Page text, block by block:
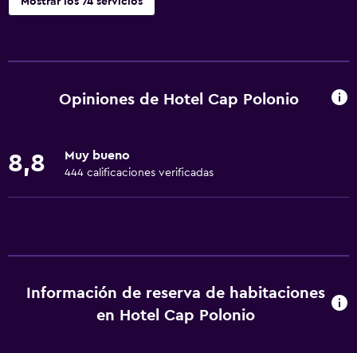
Wifi gratis
Toallas
Calefacción
Opiniones de Hotel Cap Polonio
8,8 Muy bueno
444 calificaciones verificadas
Información de reserva de habitaciones
en Hotel Cap Polonio